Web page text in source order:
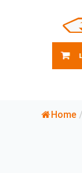
Home /